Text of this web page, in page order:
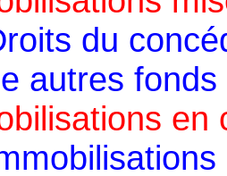
du
autres
en